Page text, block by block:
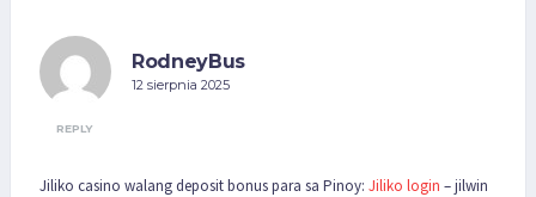
RodneyBus
12 sierpnia 2025
REPLY
Jiliko casino walang deposit bonus para sa Pinoy: Jiliko login – jilwin